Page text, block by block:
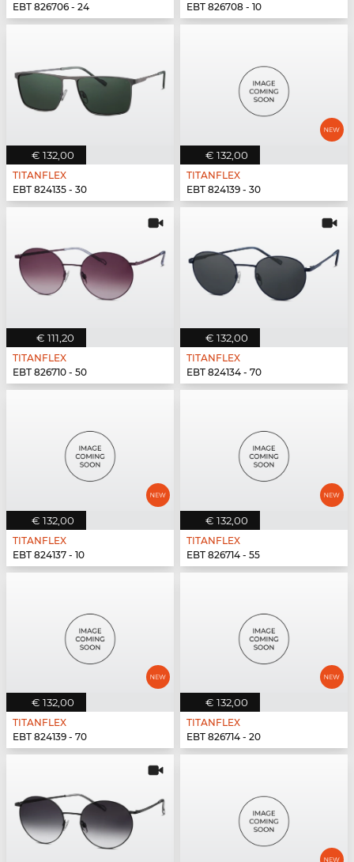
EBT 826706 - 24
EBT 826708 - 10
€ 132,00
TITANFLEX
EBT 824135 - 30
€ 132,00
TITANFLEX
EBT 824139 - 30
€ 111,20
TITANFLEX
EBT 826710 - 50
€ 132,00
TITANFLEX
EBT 824134 - 70
€ 132,00
TITANFLEX
EBT 824137 - 10
€ 132,00
TITANFLEX
EBT 826714 - 55
€ 132,00
TITANFLEX
EBT 824139 - 70
€ 132,00
TITANFLEX
EBT 826714 - 20